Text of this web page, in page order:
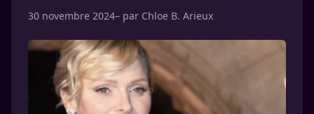
30 novembre 2024– par Chloe B. Arieux